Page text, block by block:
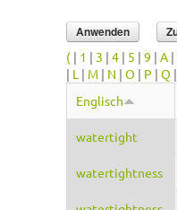
( | 1 | 3 | 4 | 5 | 9 | A |
| L | M | N | O | P | Q |
Englisch
watertight
watertightness